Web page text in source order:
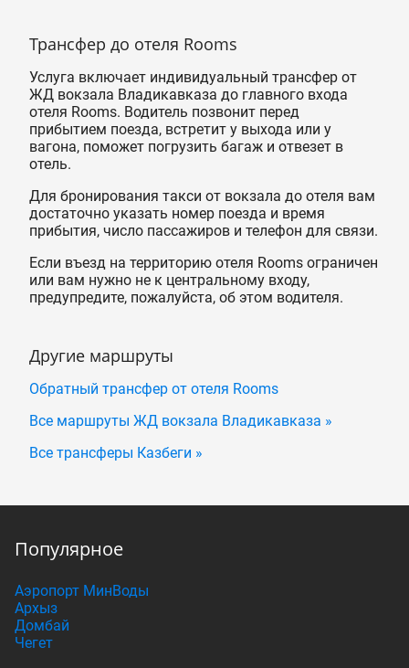
Трансфер до отеля Rooms
Услуга включает индивидуальный трансфер от
ЖД вокзала Владикавказа до главного входа
отеля Rooms. Водитель позвонит перед
прибытием поезда, встретит у выхода или у
вагона, поможет погрузить багаж и отвезет в
отель.
Для бронирования такси от вокзала до отеля вам
достаточно указать номер поезда и время
прибытия, число пассажиров и телефон для связи.
Если въезд на территорию отеля Rooms ограничен
или вам нужно не к центральному входу,
предупредите, пожалуйста, об этом водителя.
Другие маршруты
Обратный трансфер от отеля Rooms
Все маршруты ЖД вокзала Владикавказа »
Все трансферы Казбеги »
Популярное
Аэропорт МинВоды
Архыз
Домбай
Чегет